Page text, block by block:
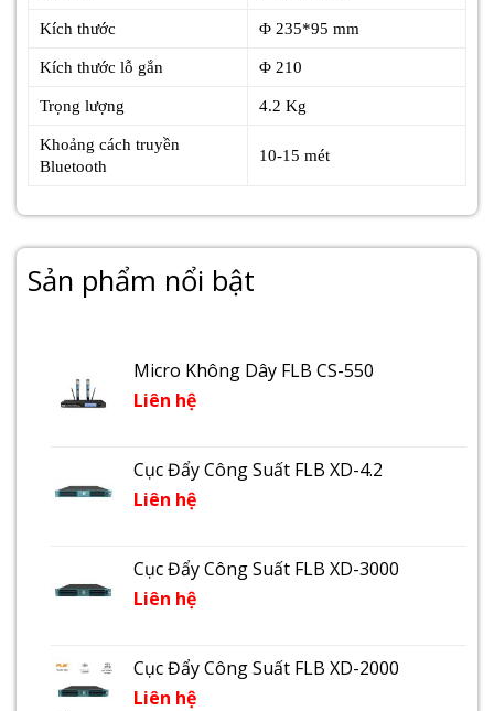
Kích thước Φ 235*95 mm
Kích thước lỗ gắn Φ 210
Trọng lượng 4.2 Kg
Khoảng cách truyền
Bluetooth
10-15 mét
Sản phẩm nổi bật
Micro Không Dây FLB CS-550
Liên hệ
Cục Đẩy Công Suất FLB XD-4.2
Liên hệ
Cục Đẩy Công Suất FLB XD-3000
Liên hệ
Cục Đẩy Công Suất FLB XD-2000
Liên hệ